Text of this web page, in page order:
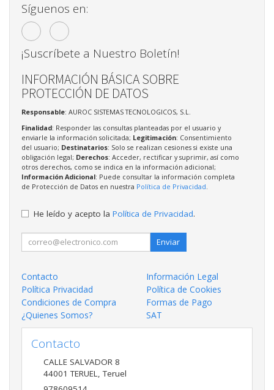
Síguenos en:
¡Suscríbete a Nuestro Boletín!
INFORMACIÓN BÁSICA SOBRE
PROTECCIÓN DE DATOS
Responsable: AUROC SISTEMAS TECNOLOGICOS, S.L.
Finalidad: Responder las consultas planteadas por el usuario y
enviarle la información solicitada; Legitimación: Consentimiento
del usuario; Destinatarios: Solo se realizan cesiones si existe una
obligación legal; Derechos: Acceder, rectificar y suprimir, así como
otros derechos, como se indica en la información adicional;
Información Adicional: Puede consultar la información completa
de Protección de Datos en nuestra Política de Privacidad.
He leído y acepto la Política de Privacidad.
Enviar
Contacto
Información Legal
Política Privacidad
Política de Cookies
Condiciones de Compra
Formas de Pago
¿Quienes Somos?
SAT
Contacto
CALLE SALVADOR 8
44001 TERUEL,Teruel